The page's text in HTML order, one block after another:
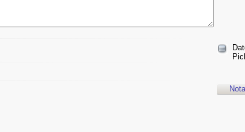
Nota